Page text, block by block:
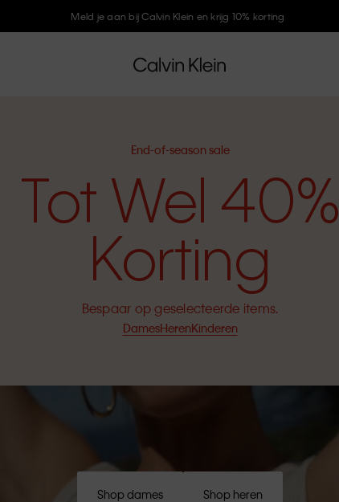
Meld je aan bij Calvin Klein en krijg 10% korting
End-of-season sale
Tot Wel 40%
Korting
Bespaar op geselecteerde items.
DamesHerenKinderen
Shop dames Shop heren